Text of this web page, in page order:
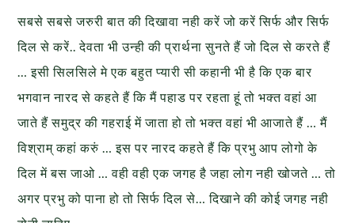
सबसे सबसे जरुरी बात की दिखावा नही करें जो करें सिर्फ और सिर्फ
दिल से करें.. देवता भी उन्ही की प्रार्थना सुनते हैं जो दिल से करते हैं
… इसी सिलसिले मे एक बहुत प्यारी सी कहानी भी है कि एक बार
भगवान नारद से कहते हैं कि मैं पहाड पर रहता हूं तो भक्त वहां आ
जाते हैं समुद्र की गहराई में जाता हो तो भक्त वहां भी आजाते हैं … मैं
विश्राम् कहां करुं … इस पर नारद कहते हैं कि प्रभु आप लोगो के
दिल में बस जाओ … वही वही एक जगह है जहा लोग नही खोजते … तो
अगर प्रभु को पाना हो तो सिर्फ दिल से… दिखाने की कोई जगह नही